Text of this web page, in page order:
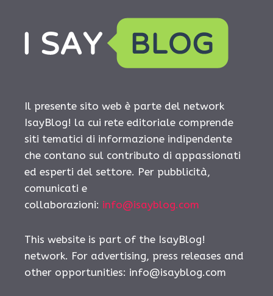
Il presente sito web è parte del network
IsayBlog! la cui rete editoriale comprende
siti tematici di informazione indipendente
che contano sul contributo di appassionati
ed esperti del settore. Per pubblicità,
comunicati e
collaborazioni: info@isayblog.com
This website is part of the IsayBlog!
network. For advertising, press releases and
other opportunities: info@isayblog.com